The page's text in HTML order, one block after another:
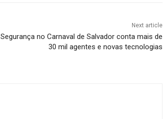
Next article
Segurança no Carnaval de Salvador conta mais de
30 mil agentes e novas tecnologias